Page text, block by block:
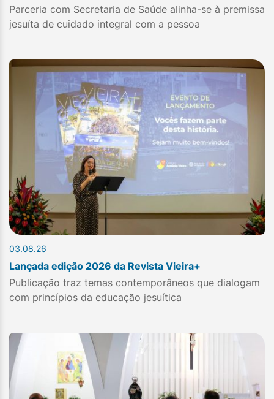
Parceria com Secretaria de Saúde alinha-se à premissa
jesuíta de cuidado integral com a pessoa
03.08.26
Lançada edição 2026 da Revista Vieira+
Publicação traz temas contemporâneos que dialogam
com princípios da educação jesuítica